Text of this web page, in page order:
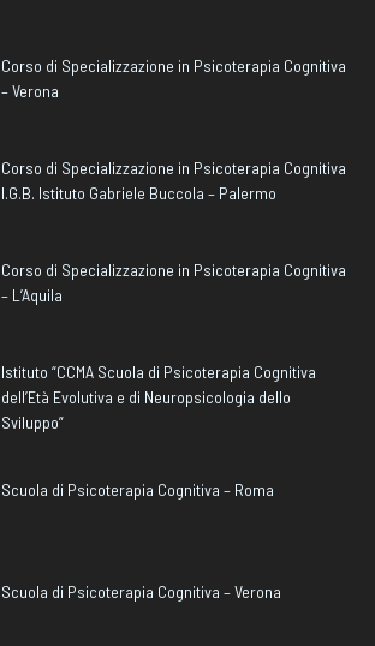
Corso di Specializzazione in Psicoterapia Cognitiva
– Verona
Corso di Specializzazione in Psicoterapia Cognitiva
I.G.B. Istituto Gabriele Buccola – Palermo
Corso di Specializzazione in Psicoterapia Cognitiva
– L’Aquila
Istituto “CCMA Scuola di Psicoterapia Cognitiva
dell’Età Evolutiva e di Neuropsicologia dello
Sviluppo”
Scuola di Psicoterapia Cognitiva – Roma
Scuola di Psicoterapia Cognitiva – Verona